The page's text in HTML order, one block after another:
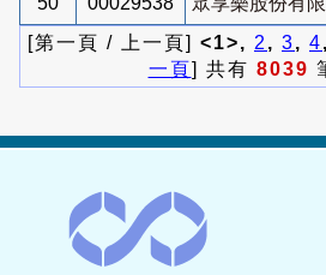
[第一頁 / 上一頁] <1>, 2 , 3, 4,
一頁] 共有 8039